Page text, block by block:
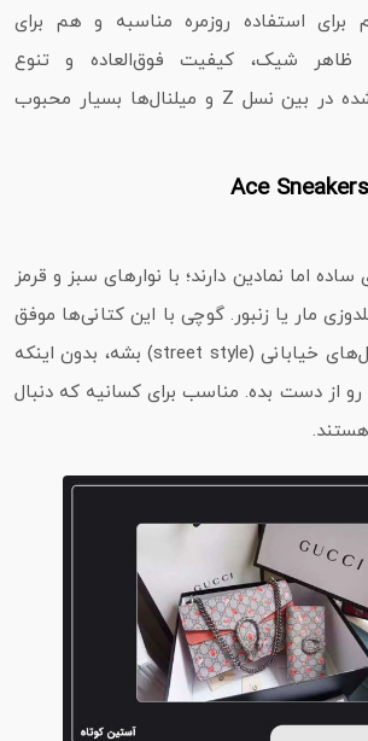
استفاده روزمره مناسبه و هم برای
شیک، کیفیت فوق‌العاده و تنوع
رنگ‌بندی‌اش باعث شده در بین نسل Z و میلنال‌ها بسیار محبوب
اما نمادین دارند؛ با نوارهای سبز و قرمز
مار یا زنبور. گوچی با این کتانی‌ها موفق
شد وارد دنیای استایل‌های خیابانی (street style) بشه، بدون اینکه
دست بده. مناسب برای کسانیه که دنبال
هستند.